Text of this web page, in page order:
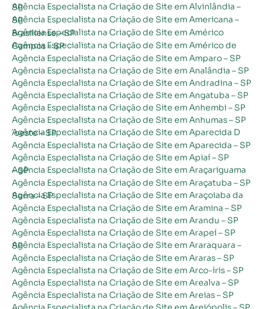
Agência Especialista na Criação de Site em Alvinlândia – SP
Agência Especialista na Criação de Site em Americana – SP
Agência Especialista na Criação de Site em Américo Brasiliense – SP
Agência Especialista na Criação de Site em Américo de Campos – SP
Agência Especialista na Criação de Site em Amparo – SP
Agência Especialista na Criação de Site em Analândia – SP
Agência Especialista na Criação de Site em Andradina – SP
Agência Especialista na Criação de Site em Angatuba – SP
Agência Especialista na Criação de Site em Anhembi – SP
Agência Especialista na Criação de Site em Anhumas – SP
Agência Especialista na Criação de Site em Aparecida D´oeste – SP
Agência Especialista na Criação de Site em Aparecida – SP
Agência Especialista na Criação de Site em Apiaí – SP
Agência Especialista na Criação de Site em Araçariguama – SP
Agência Especialista na Criação de Site em Araçatuba – SP
Agência Especialista na Criação de Site em Araçoiaba da Serra – SP
Agência Especialista na Criação de Site em Aramina – SP
Agência Especialista na Criação de Site em Arandu – SP
Agência Especialista na Criação de Site em Arapeí – SP
Agência Especialista na Criação de Site em Araraquara – SP
Agência Especialista na Criação de Site em Araras – SP
Agência Especialista na Criação de Site em Arco-íris – SP
Agência Especialista na Criação de Site em Arealva – SP
Agência Especialista na Criação de Site em Areias – SP